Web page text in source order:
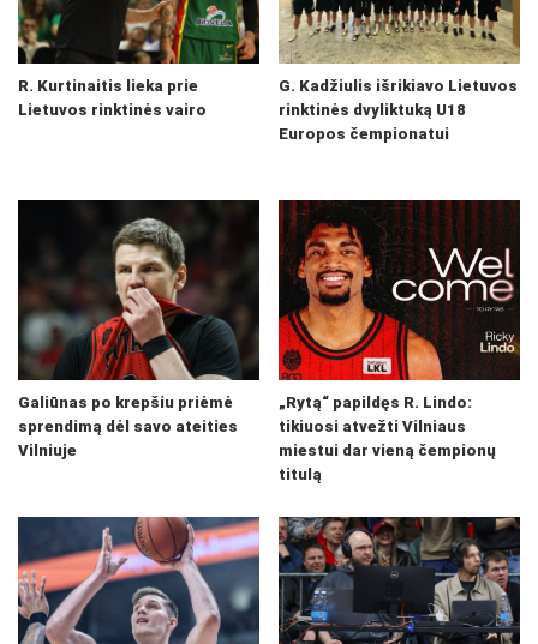
R. Kurtinaitis lieka prie
Lietuvos rinktinės vairo
G. Kadžiulis išrikiavo Lietuvos
rinktinės dvyliktuką U18
Europos čempionatui
Galiūnas po krepšiu priėmė
sprendimą dėl savo ateities
Vilniuje
„Rytą“ papildęs R. Lindo:
tikiuosi atvežti Vilniaus
miestui dar vieną čempionų
titulą